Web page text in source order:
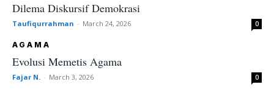
Dilema Diskursif Demokrasi
Taufiqurrahman - March 24, 2026 0
AGAMA
Evolusi Memetis Agama
Fajar N. - March 3, 2026 0